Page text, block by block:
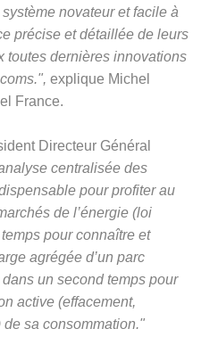
système novateur et facile à
précise et détaillée de leurs
toutes dernières innovations
explique Michel
France.
Directeur Général
centralisée des
pour profiter au
de l’énergie (loi
pour connaître et
agrégée d’un parc
un second temps pour
active (effacement,
sa consommation."